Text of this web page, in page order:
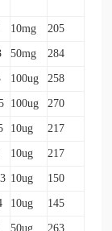
10mg 205
50mg 284
100ug 258
100ug 270
10ug 217
10ug 217
10ug 150
10ug 145
50ug 263